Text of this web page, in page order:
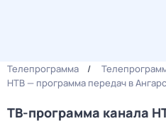
Телепрограмма
НТВ — программа передач в
ТВ-программа канала